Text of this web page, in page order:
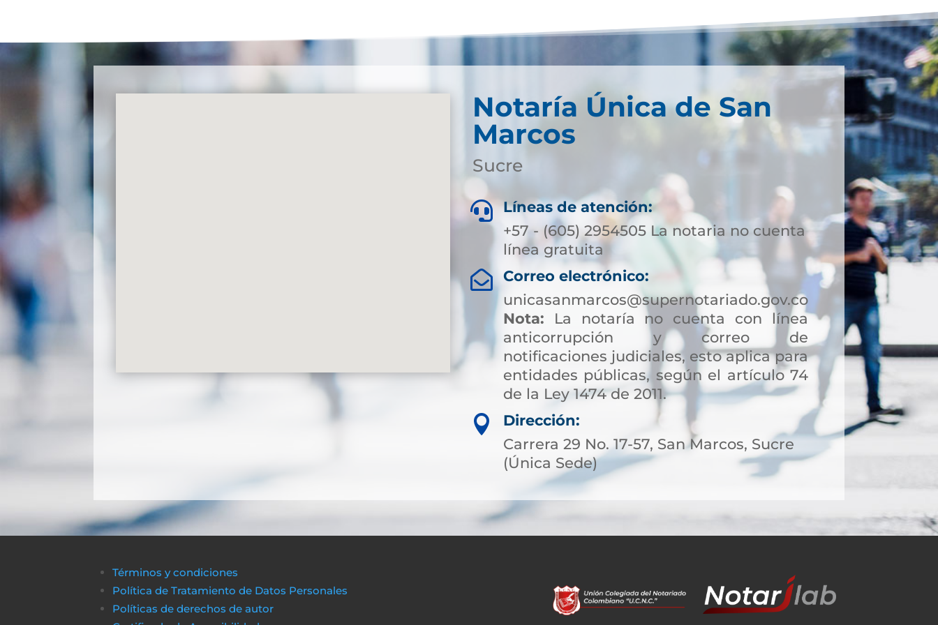
Notaría Única de San
Marcos
Sucre
 Líneas de atención:
+57 - (605) 2954505 La notaria no cuenta
línea gratuita

Correo electrónico:
unicasanmarcos@supernotariado.gov.co
Nota: La notaría no cuenta con línea
anticorrupción y correo de
notificaciones judiciales, esto aplica para
entidades públicas, según el artículo 74
de la Ley 1474 de 2011.

Dirección:
Carrera 29 No. 17-57, San Marcos, Sucre
(Única Sede)
Términos y condiciones
Política de Tratamiento de Datos Personales
Políticas de derechos de autor